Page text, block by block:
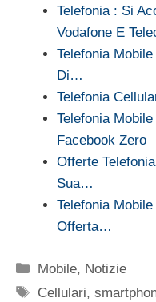
Telefonia : Si
Vodafone E
Telefonia
Di…
Telefonia
Telefonia
Facebook Zero
Offerte
Sua…
Telefonia Mobile
Offerta…
Categorie
Mobile, Notizie
Tag
Cellulari,